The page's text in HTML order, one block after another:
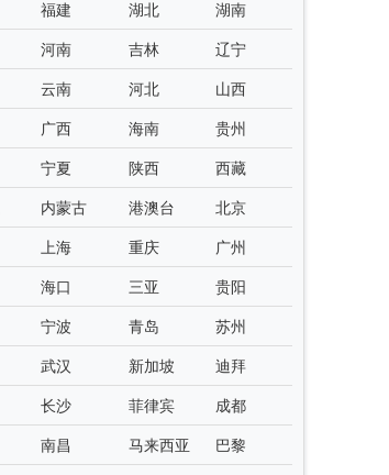
福建 湖北 湖南
河南 吉林 辽宁
云南 河北 山西
广西 海南 贵州
宁夏 陕西 西藏
内蒙古 港澳台 北京
上海 重庆 广州
海口 三亚 贵阳
宁波 青岛 苏州
武汉 新加坡 迪拜
长沙 菲律宾 成都
南昌 马来西亚 巴黎